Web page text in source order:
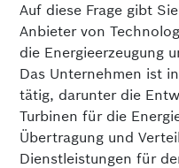
Auf diese Frage gibt
Anbieter von
die Energieerzeugung
Das Unternehmen ist
tätig, darunter die
Turbinen für die
Übertragung und
Dienstleistungen für